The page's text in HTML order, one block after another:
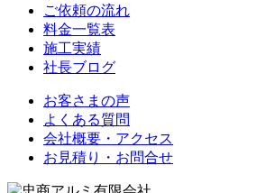
ご依頼の流れ
料金一覧表
施工実績
社長ブログ
お客さまの声
よくある質問
会社概要・アクセス
お見積り・お問合せ